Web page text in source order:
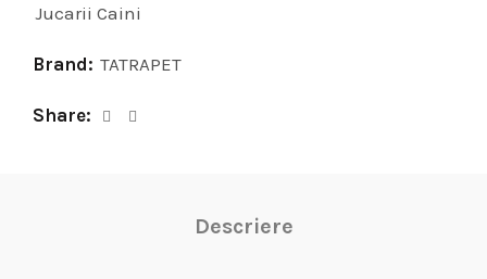
Jucarii Caini
Brand: TATRAPET
Share
Descriere